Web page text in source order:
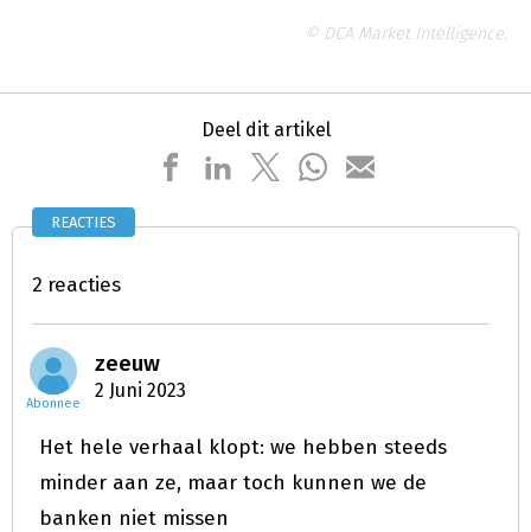
© DCA Market Intelligence.
Deel dit artikel
REACTIES
2 reacties
Abonnee
zeeuw
2 Juni 2023
Het hele verhaal klopt: we hebben steeds
minder aan ze, maar toch kunnen we de
banken niet missen